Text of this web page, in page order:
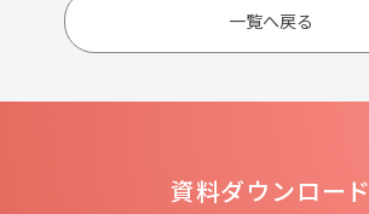
一覧へ戻る
資料ダウンロード